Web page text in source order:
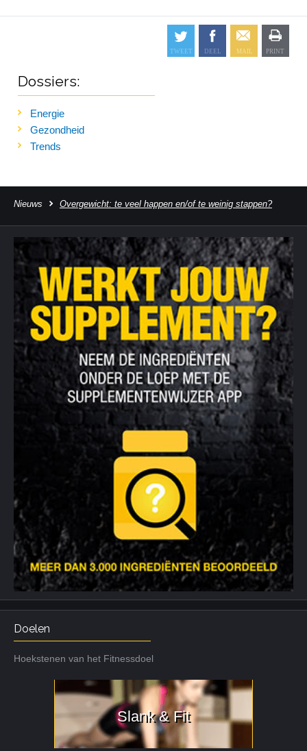
Dossiers:
Energie
Gezondheid
Trends
Nieuws Overgewicht: te veel happen en/of te weinig stappen?
Doelen
Hoekstenen van het Fitnessdoel
Slank & Fit